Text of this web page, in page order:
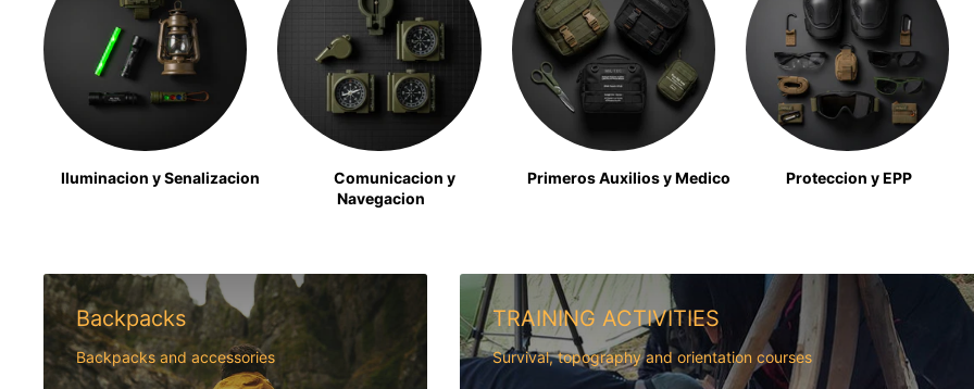
Iluminacion y Senalizacion
Comunicacion y
Navegacion
Primeros Auxilios y Medico Proteccion y EPP
Backpacks
Backpacks and accessories
TRAINING ACTIVITIES
Survival, topography and orientation courses